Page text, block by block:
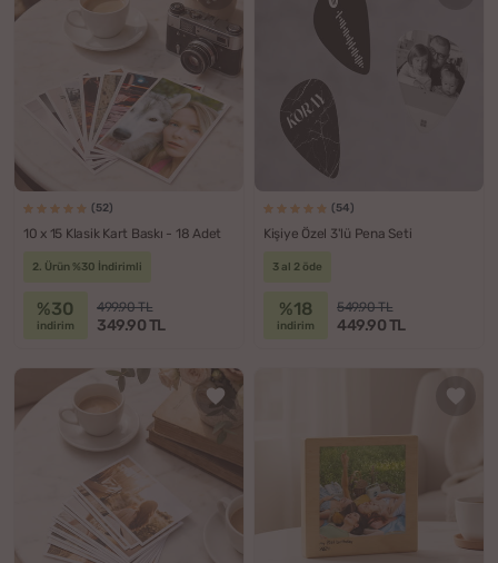
(52)
10 x 15 Klasik Kart Baskı - 18 Adet
2. Ürün %30 İndirimli
%30
indirim
499.90 TL
349.90 TL
(54)
Kişiye Özel 3'lü Pena Seti
3 al 2 öde
%18
indirim
549.90 TL
449.90 TL